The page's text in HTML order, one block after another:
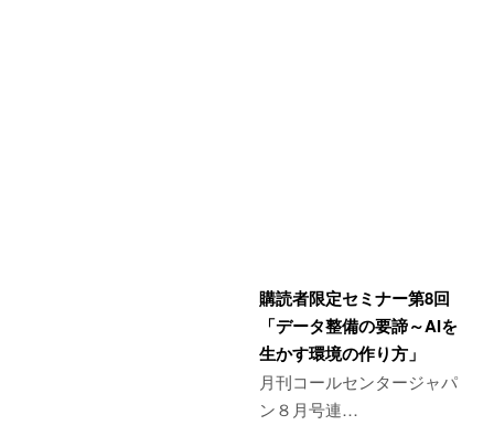
購読者限定セミナー第8回
「データ整備の要諦～AIを
生かす環境の作り方」
月刊コールセンタージャパ
ン８月号連…